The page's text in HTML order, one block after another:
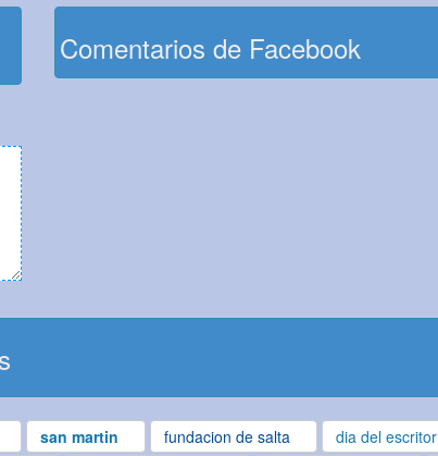
Comentarios de Facebook
san martin fundacion de salta dia del escritor